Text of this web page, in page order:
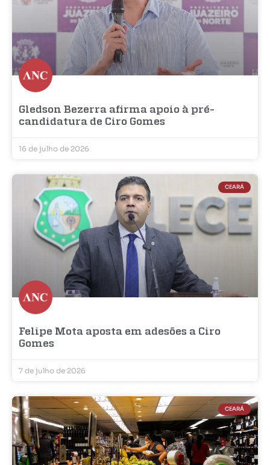
Gledson Bezerra afirma apoio à pré-
candidatura de Ciro Gomes
16 de julho de 2026
CEARÁ
Felipe Mota aposta em adesões a Ciro
Gomes
7 de julho de 2026
CEARÁ